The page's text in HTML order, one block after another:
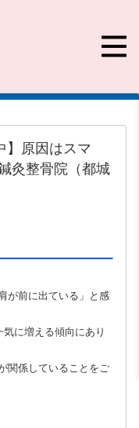
】原因はスマ
灸整骨院（都城
が前に出ている」と感
気に増える傾向にあり
関係していることをご